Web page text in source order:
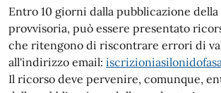
Entro 10 giorni dalla pubblicazione
provvisoria, può essere presentato
che ritengono di riscontrare errori di
all'indirizzo email:
Il ricorso deve pervenire, comunque,